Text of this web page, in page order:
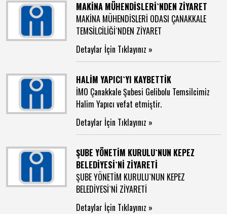
MAKİNA MÜHENDİSLERİ`NDEN ZİYARET
MAKİNA MÜHENDİSLERİ ODASI ÇANAKKALE
TEMSİLCİLİĞİ`NDEN ZİYARET
Detaylar İçin Tıklayınız »
HALİM YAPICI`YI KAYBETTİK
İMO Çanakkale Şubesi Gelibolu Temsilcimiz
Halim Yapıcı vefat etmiştir.
Detaylar İçin Tıklayınız »
ŞUBE YÖNETİM KURULU`NUN KEPEZ
BELEDİYESİ`Nİ ZİYARETİ
ŞUBE YÖNETİM KURULU`NUN KEPEZ
BELEDİYESİ`Nİ ZİYARETİ
Detaylar İçin Tıklayınız »